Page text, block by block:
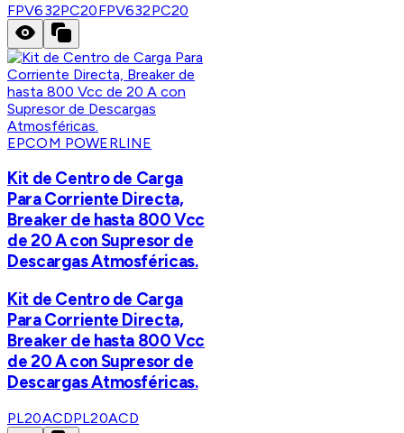
FPV632PC20FPV632PC20
EPCOM POWERLINE
Kit de Centro de Carga
Para Corriente Directa,
Breaker de hasta 800 Vcc
de 20 A con Supresor de
Descargas Atmosféricas.
Kit de Centro de Carga
Para Corriente Directa,
Breaker de hasta 800 Vcc
de 20 A con Supresor de
Descargas Atmosféricas.
PL20ACDPL20ACD